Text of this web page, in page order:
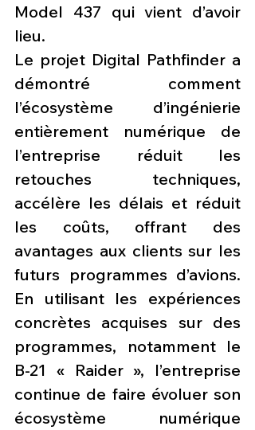
Model 437 qui vient d’avoir
lieu.
Le projet Digital Pathfinder a
démontré comment
l’écosystème d’ingénierie
entièrement numérique de
l’entreprise réduit les
retouches techniques,
accélère les délais et réduit
les coûts, offrant des
avantages aux clients sur les
futurs programmes d’avions.
En utilisant les expériences
concrètes acquises sur des
programmes, notamment le
B-21 « Raider », l’entreprise
continue de faire évoluer son
écosystème numérique